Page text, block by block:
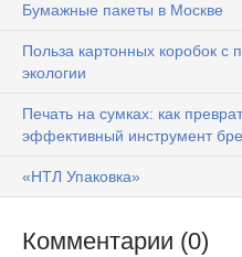
Бумажные пакеты в Москве
Польза картонных коробок с
экологии
Печать на сумках: как
эффективный инструмент
«НТЛ Упаковка»
Комментарии (0)